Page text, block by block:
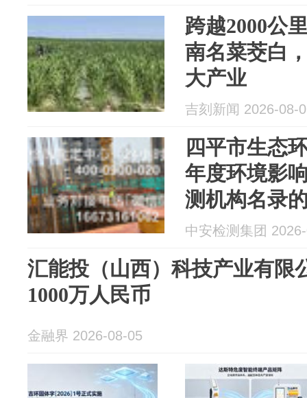
跨越2000公
南名菜茭白
大产业
吉刻新闻 2026-08-
四平市生态
年度环境影
测机构名录
中安检测集团
汇能投（山西）科技产业有限
1000万人民币
金融界 2026-08-05